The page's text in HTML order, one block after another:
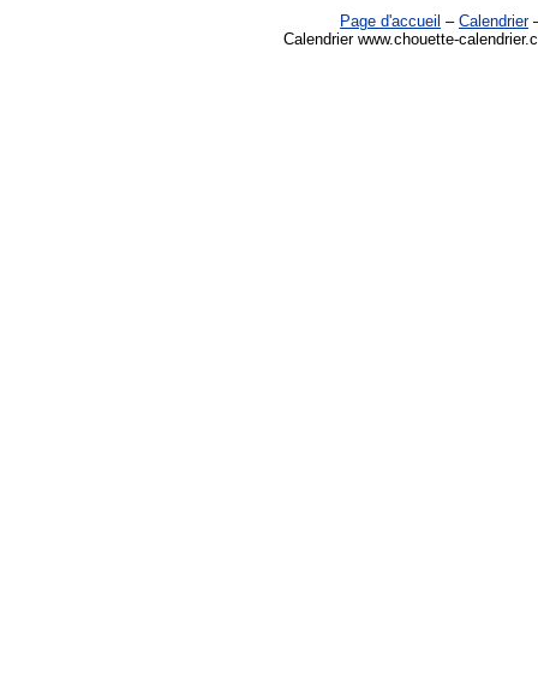
Page d'accueil – Calendrier
Calendrier www.chouette-